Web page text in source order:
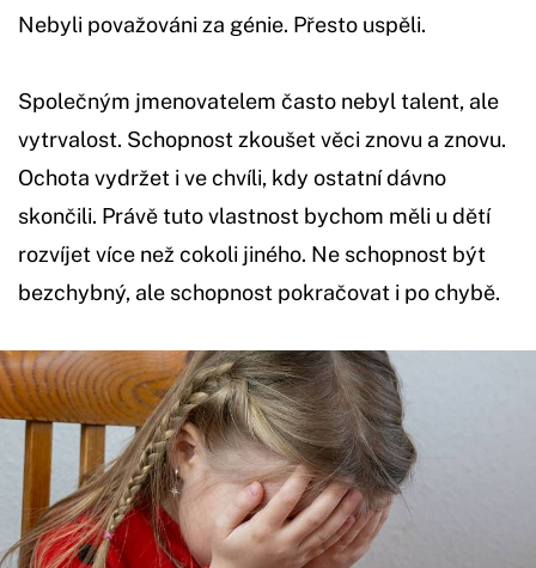
Nebyli považováni za génie. Přesto uspěli.
Společným jmenovatelem často nebyl talent, ale
vytrvalost. Schopnost zkoušet věci znovu a znovu.
Ochota vydržet i ve chvíli, kdy ostatní dávno
skončili. Právě tuto vlastnost bychom měli u dětí
rozvíjet více než cokoli jiného. Ne schopnost být
bezchybný, ale schopnost pokračovat i po chybě.